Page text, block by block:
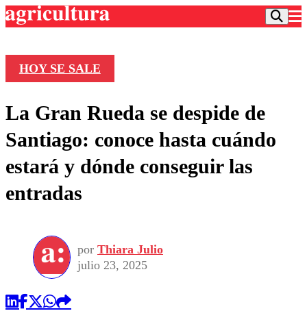
Frecuencias
Agricultura TV
Deportes
Colo Colo
Motor
Torneo Internacional
Torneo Nacional
Entretención
Internacional
Nacional
Vida Social
Programas
Comercial
HOY SE SALE
La Gran Rueda se despide de
Santiago: conoce hasta cuándo
estará y dónde conseguir las
entradas
por Thiara Julio
julio 23, 2025